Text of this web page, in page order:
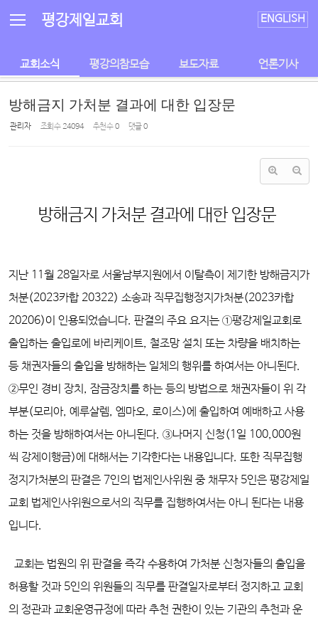
평강제일교회 ENGLISH
교회소식 평강의참모습 보도자료 언론기사
방해금지 가처분 결과에 대한 입장문
관리자 조회 수24094 추천 수0 댓글0
방해금지 가처분 결과에 대한 입장문
지난 11월 28일자로 서울남부지원에서 이탈측이 제기한 방해금지가
처분(2023카합 20322) 소송과 직무집행정지가처분(2023카합
20206)이 인용되었습니다. 판결의 주요 요지는 ①평강제일교회로
출입하는 출입로에 바리케이트, 철조망 설치 또는 차량을 배치하는
등 채권자들의 출입을 방해하는 일체의 행위를 하여서는 아니된다.
②무인 경비 장치, 잠금장치를 하는 등의 방법으로 채권자들이 위 각
부분(모리아, 예루살렘, 엠마오, 로이스)에 출입하여 예배하고 사용
하는 것을 방해하여서는 아니된다. ③나머지 신청(1일 100,000원
씩 강제이행금)에 대해서는 기각한다는 내용입니다. 또한 직무집행
정지가처분의 판결은 7인의 법제인사위원 중 채무자 5인은 평강제일
교회 법제인사위원으로서의 직무를 집행하여서는 아니 된다는 내용
입니다.
교회는 법원의 위 판결을 즉각 수용하여 가처분 신청자들의 출입을
허용할 것과 5인의 위원들의 직무를 판결일자로부터 정지하고 교회
의 정관과 교회운영규정에 따라 추천 권한이 있는 기관의 추천과 운